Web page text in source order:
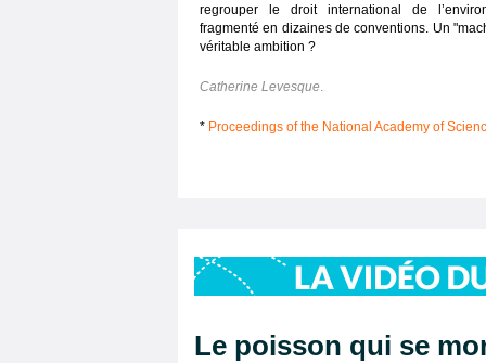
regrouper le droit international de
fragmenté en dizaines de conventions. Un
véritable ambition ?
Catherine Levesque.
* Proceedings of the National Academy of
Le poisson qui se